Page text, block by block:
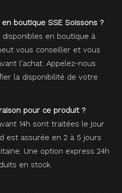
boutique SSE Soissons ?
en boutique à
vous conseiller et vous
l'achat. Appelez-nous
la disponibilité de votre
pour ce produit ?
14h sont traitées le jour
est assurée en 2 à 5 jours
Une option express 24h
en stock.